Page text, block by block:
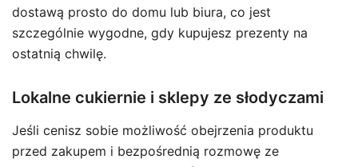
dostawą prosto do domu lub biura, co jest
szczególnie wygodne, gdy kupujesz prezenty na
ostatnią chwilę.
Lokalne cukiernie i sklepy ze słodyczami
Jeśli cenisz sobie możliwość obejrzenia produktu
przed zakupem i bezpośrednią rozmowę ze